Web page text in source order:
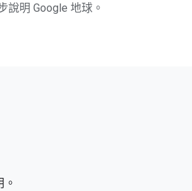
說明 Google 地球。